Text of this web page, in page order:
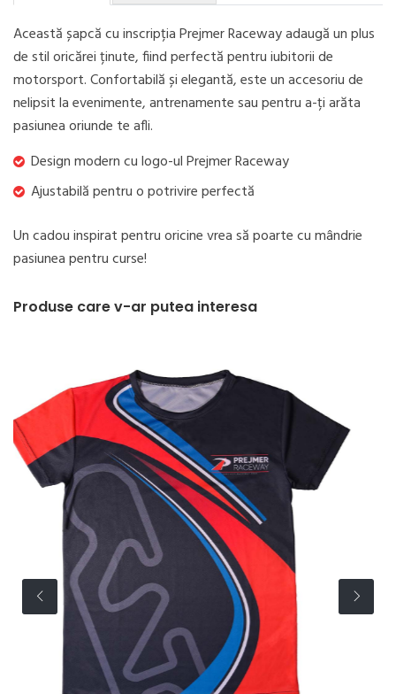
Această șapcă cu inscripția Prejmer Raceway adaugă un plus
de stil oricărei ținute, fiind perfectă pentru iubitorii de
motorsport. Confortabilă și elegantă, este un accesoriu de
nelipsit la evenimente, antrenamente sau pentru a-ți arăta
pasiunea oriunde te afli.
Design modern cu logo-ul Prejmer Raceway
Ajustabilă pentru o potrivire perfectă
Un cadou inspirat pentru oricine vrea să poarte cu mândrie
pasiunea pentru curse!
Produse care v-ar putea interesa